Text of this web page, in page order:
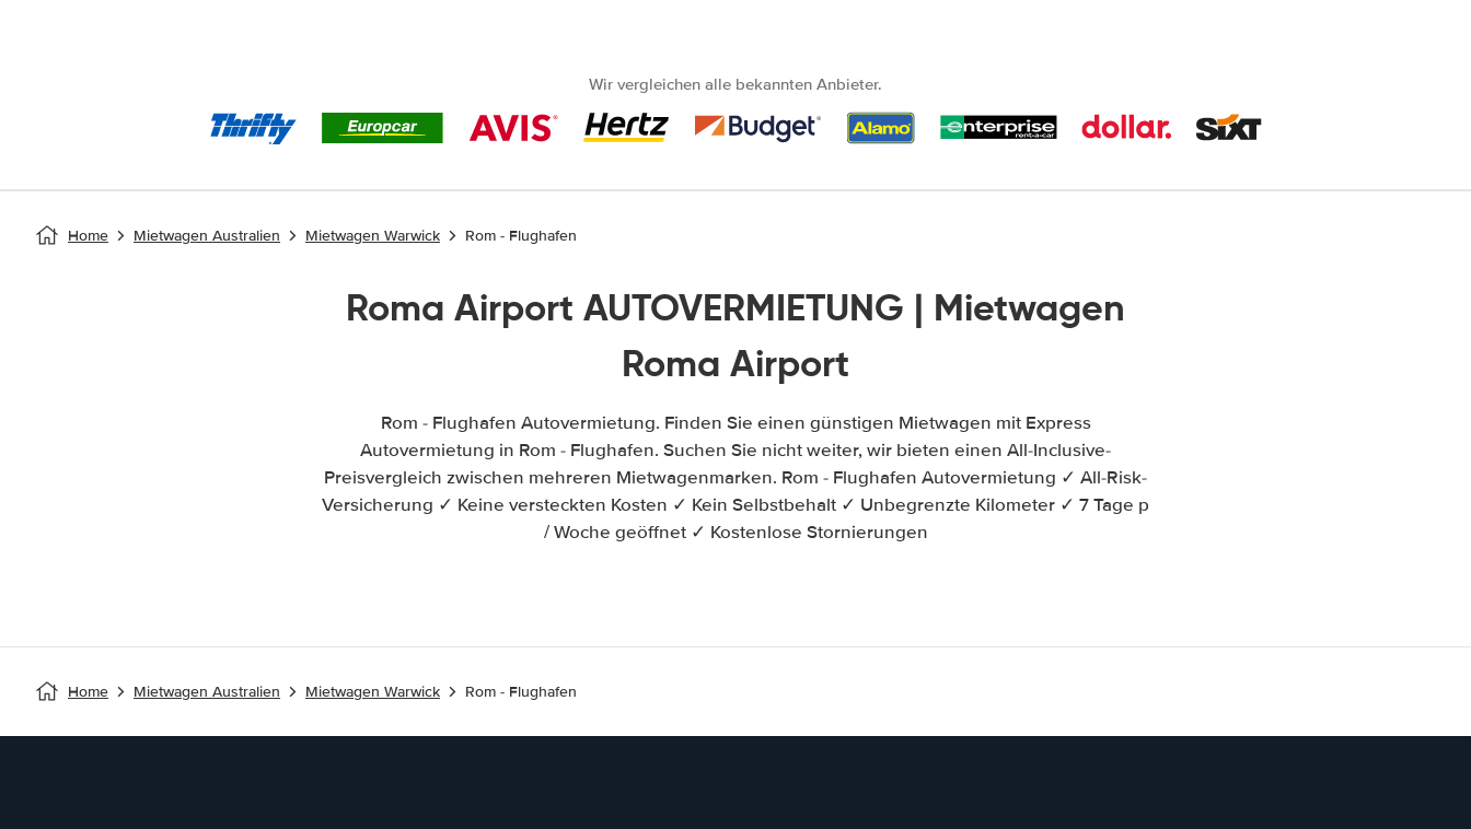
Wir vergleichen alle bekannten Anbieter.
Home Mietwagen Australien Mietwagen Warwick Rom - Flughafen
Roma Airport AUTOVERMIETUNG | Mietwagen
Roma Airport
Rom - Flughafen Autovermietung. Finden Sie einen günstigen Mietwagen mit Express
Autovermietung in Rom - Flughafen. Suchen Sie nicht weiter, wir bieten einen All-Inclusive-
Preisvergleich zwischen mehreren Mietwagenmarken. Rom - Flughafen Autovermietung ✓ All-Risk-
Versicherung ✓ Keine versteckten Kosten ✓ Kein Selbstbehalt ✓ Unbegrenzte Kilometer ✓ 7 Tage p
/ Woche geöffnet ✓ Kostenlose Stornierungen
Home Mietwagen Australien Mietwagen Warwick Rom - Flughafen